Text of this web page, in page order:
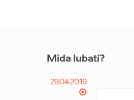
Mida lubati?
29.04.2019